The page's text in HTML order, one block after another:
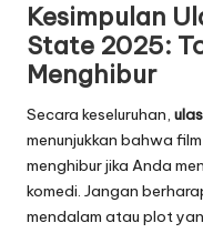
Kesimpulan
State 2025:
Menghibur
Secara keseluruhan,
menunjukkan bahwa
menghibur jika Anda
komedi. Jangan
mendalam atau plot